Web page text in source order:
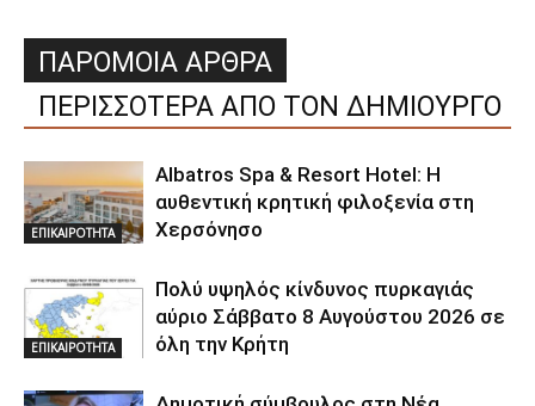
ΠΑΡΟΜΟΙΑ ΑΡΘΡΑ
ΠΕΡΙΣΣΟΤΕΡΑ ΑΠΟ ΤΟΝ ΔΗΜΙΟΥΡΓΟ
ΕΠΙΚΑΙΡΟΤΗΤΑ
Albatros Spa & Resort Hotel: Η
αυθεντική κρητική φιλοξενία στη
Χερσόνησο
ΕΠΙΚΑΙΡΟΤΗΤΑ
Πολύ υψηλός κίνδυνος πυρκαγιάς
αύριο Σάββατο 8 Αυγούστου 2026 σε
όλη την Κρήτη